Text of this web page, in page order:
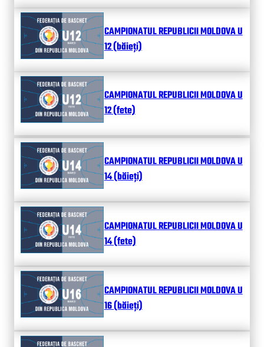
CAMPIONATUL REPUBLICII MOLDOVA U
12 (băieți)
CAMPIONATUL REPUBLICII MOLDOVA U
12 (fete)
CAMPIONATUL REPUBLICII MOLDOVA U
14 (băieți)
CAMPIONATUL REPUBLICII MOLDOVA U
14 (fete)
CAMPIONATUL REPUBLICII MOLDOVA U
16 (băieți)